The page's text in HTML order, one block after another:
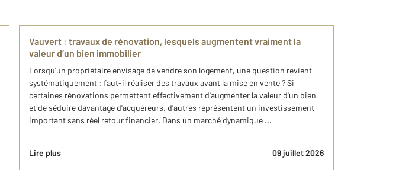
Vauvert : travaux de rénovation, lesquels augmentent vraiment la
valeur d’un bien immobilier
Lorsqu'un propriétaire envisage de vendre son logement, une question revient
systématiquement : faut-il réaliser des travaux avant la mise en vente ? Si
certaines rénovations permettent effectivement d'augmenter la valeur d'un bien
et de séduire davantage d'acquéreurs, d'autres représentent un investissement
important sans réel retour financier. Dans un marché dynamique ...
Lire plus 09 juillet 2026